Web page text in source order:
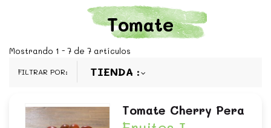
EsDeMercado.com
te lleva a casa los mejores productos de
los mejores mercados de Barcelona y de productores
Tomate
Mostrando 1 - 7 de 7 artículos
FILTRAR POR: TIENDA
Tomate Cherry Pera